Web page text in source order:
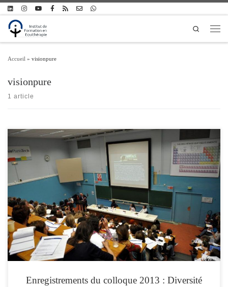
Passer au contenu
Search
Accueil » visionpure
visionpure
1 article
Retrouvez les enregistrements du colloque « Diversité de la médiation équine »
organisé par l’Institut de Formation en Equithérapie le 19 avril 2013 à Paris –
ENSCP Vous pouvez naviguer entre les enregistrements avec le bouton « Playlist »
Enregistrements du colloque 2013 : Diversité